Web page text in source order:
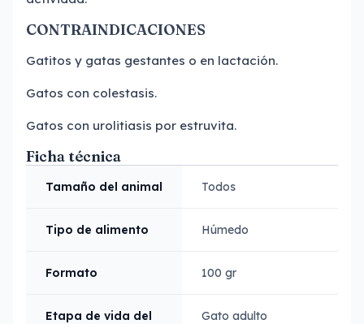
CONTRAINDICACIONES
Gatitos y gatas gestantes o en lactación.
Gatos con colestasis.
Gatos con urolitiasis por estruvita.
Ficha técnica
Tamaño del animal Todos
Tipo de alimento Húmedo
Formato 100 gr
Etapa de vida del
Gato adulto